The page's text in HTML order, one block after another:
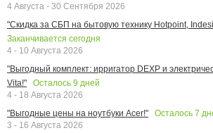
4 Августа - 30 Сентября 2026
"Скидка за СБП на бытовую технику Hotpoint,
Заканчивается сегодня
4 - 10 Августа 2026
"Выгодный комплект: ирригатор DEXP и
Vita!"
Осталось 9 дней
4 - 18 Августа 2026
"Выгодные цены на ноутбуки Acer!"
Осталось 7
3 - 16 Августа 2026